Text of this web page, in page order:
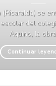
(Risaralda) se
del
Aquino, la
Continuar